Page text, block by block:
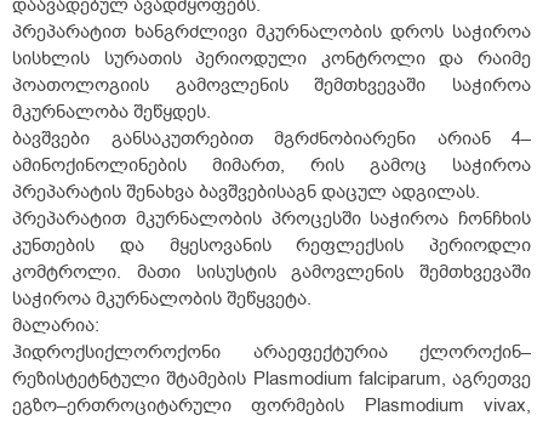
დაავადებულ ავადმყოფებს.
პრეპარატით ხანგრძლივი მკურნალობის დროს საჭიროა
სისხლის სურათის პერიოდული კონტროლი და რაიმე
პოათოლოგიის გამოვლენის შემთხვევაში საჭიროა
მკურნალობა შეწყდეს.
ბავშვები განსაკუთრებით მგრძნობიარენი არიან 4–
ამინოქინოლინების მიმართ, რის გამოც საჭიროა
პრეპარატის შენახვა ბავშვებისაგნ დაცულ ადგილას.
პრეპარატით მკურნალობის პროცესში საჭიროა ჩონჩხის
კუნთების და მყესოვანის რეფლექსის პერიოდლი
კომტროლი. მათი სისუსტის გამოვლენის შემთხვევაში
საჭიროა მკურნალობის შეწყვეტა.
მალარია:
ჰიდროქსიქლოროქონი არაეფექტურია ქლოროქინ–
რეზისტეტნტული შტამების Plasmodium falciparum, აგრეთვე
ეგზო–ერთროციტარული ფორმების Plasmodium vivax,